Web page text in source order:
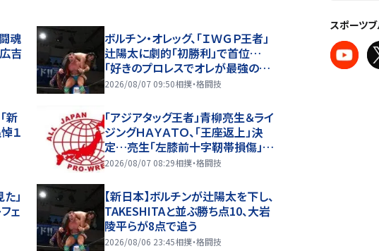
魂
吉
ボルチン・オレッグ、「ＩＷＧＰ王者」
辻陽太に劇的「初勝利」で首位…
「好きのプロレスでオレが最強の選
手になりたいから！」…８・６後楽園
2026/08/07 09:50相撲・格闘技
新
１
「アジアタッグ王者」青柳亮生＆ライ
ジングＨＡＹＡＴＯ、「王座返上」決
定…亮生「左膝前十字靭帯損傷」欠
場で
2026/08/07 08:29相撲・格闘技
」
ェ
【新日本】ボルチンが辻陽太を下し、
TAKESHITAと並ぶ勝ち点10、大岩
陵平らが8点で追う
2026/08/06 23:45相撲・格闘技
スポーツ